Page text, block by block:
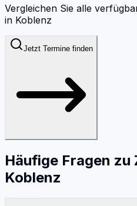
Vergleichen Sie alle
in Koblenz
Jetzt Termine finden
Häufige Fragen zu
Koblenz